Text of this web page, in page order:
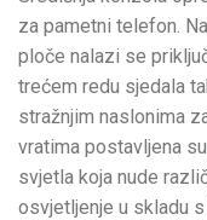
za pametni telefon.
ploče nalazi se
trećem redu sjedala
stražnjim naslonima
vratima postavljena
svjetla koja nude
osvjetljenje u skladu